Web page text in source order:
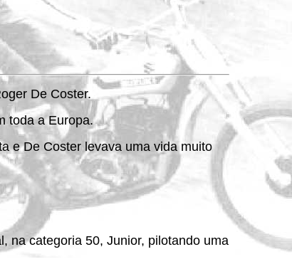
De Coster.
toda a Europa.
e De Coster levava uma vida muito
na categoria 50, Junior, pilotando uma